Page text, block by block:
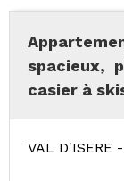
spacieux,
casier à
VAL D'ISERE